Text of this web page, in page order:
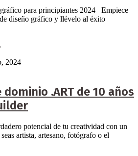
gráfico para principiantes 2024 Empiece
diseño gráfico y llévelo al éxito
2024
.ART de 10 años
potencial de tu creatividad con un
artista, artesano, fotógrafo o el